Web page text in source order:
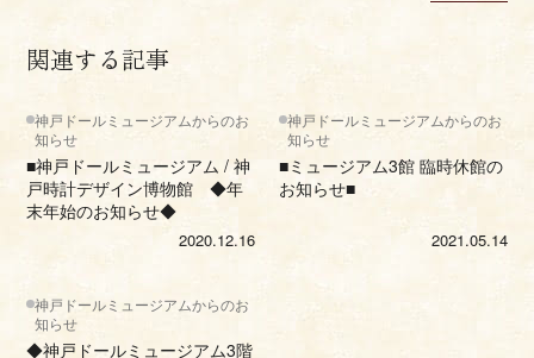
関連する記事
神戸ドールミュージアムからのお
知らせ
■神戸ドールミュージアム / 神
戸時計デザイン博物館 ◆年
末年始のお知らせ◆
2020.12.16
神戸ドールミュージアムからのお
知らせ
■ミュージアム3館 臨時休館の
お知らせ■
2021.05.14
神戸ドールミュージアムからのお
知らせ
◆神戸ドールミュージアム3階